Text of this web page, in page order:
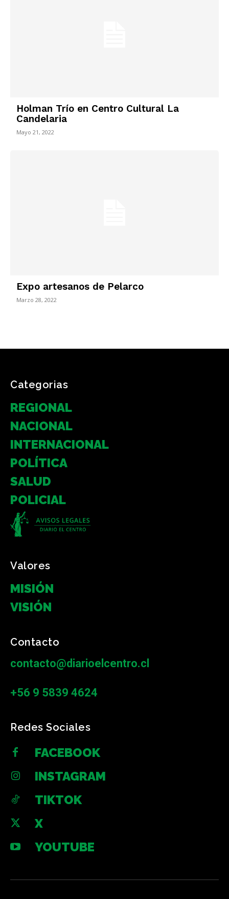
Holman Trío en Centro Cultural La
Candelaria
Mayo 21, 2022
Expo artesanos de Pelarco
Marzo 28, 2022
Categorias
REGIONAL
NACIONAL
INTERNACIONAL
POLÍTICA
SALUD
POLICIAL
Valores
MISIÓN
VISIÓN
Contacto
contacto@diarioelcentro.cl
+56 9 5839 4624
Redes Sociales
FACEBOOK
INSTAGRAM
TIKTOK
X
YOUTUBE